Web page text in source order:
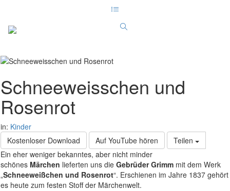
Schneeweisschen und
Rosenrot
in: Kinder
Kostenloser Download
Auf YouTube hören
Teilen
Ein eher weniger bekanntes, aber nicht minder
schönes Märchen lieferten uns die Gebrüder Grimm mit dem Werk
„Schneeweißchen und Rosenrot“. Erschienen im Jahre 1837 gehört
es heute zum festen Stoff der Märchenwelt.